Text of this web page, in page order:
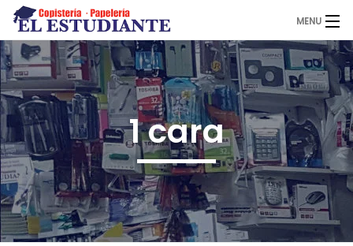
MENU
El Estudiante
Copistería
Papelería
1 cara